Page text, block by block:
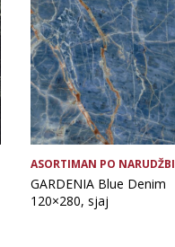
ASORTIMAN PO NARUDŽBI
GARDENIA Blue Denim
120×280, sjaj